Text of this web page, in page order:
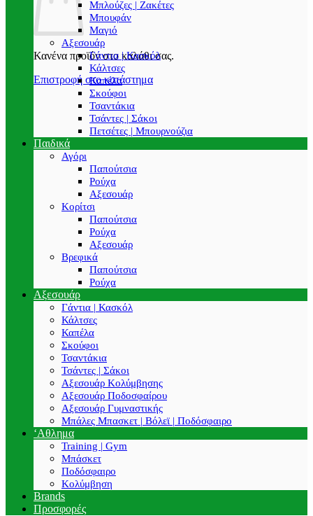
Κανένα προϊόν στο καλάθι σας.
Επιστροφή στο κατάστημα
Μπλούζες | Ζακέτες
Μπουφάν
Μαγιό
Αξεσουάρ
Γάντια | Κασκόλ
Κάλτσες
Καπέλα
Σκούφοι
Τσαντάκια
Τσάντες | Σάκοι
Πετσέτες | Μπουρνούζια
Παιδικά
Αγόρι
Παπούτσια
Ρούχα
Αξεσουάρ
Κορίτσι
Παπούτσια
Ρούχα
Αξεσουάρ
Βρεφικά
Παπούτσια
Ρούχα
Αξεσουάρ
Γάντια | Κασκόλ
Κάλτσες
Καπέλα
Σκούφοι
Τσαντάκια
Τσάντες | Σάκοι
Αξεσουάρ Κολύμβησης
Αξεσουάρ Ποδοσφαίρου
Αξεσουάρ Γυμναστικής
Μπάλες Μπασκετ | Βόλεϊ | Ποδόσφαιρο
‘Αθλημα
Training | Gym
Μπάσκετ
Ποδόσφαιρο
Κολύμβηση
Brands
Προσφορές